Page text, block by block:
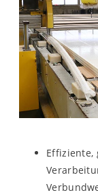
Effiziente,